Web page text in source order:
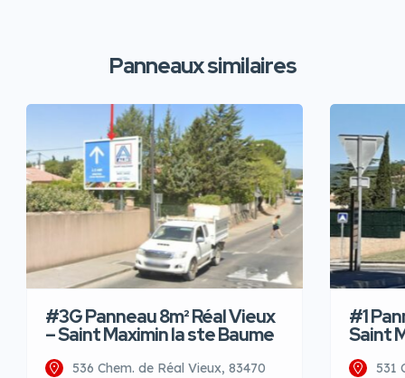
Panneaux similaires
#3G Panneau 8m² Réal Vieux
– Saint Maximin la ste Baume
536 Chem. de Réal Vieux, 83470
#1
Saint
531